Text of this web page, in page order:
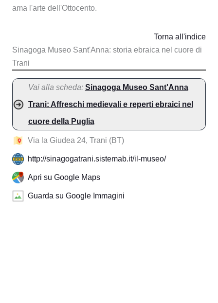
ama l'arte dell'Ottocento.
Sinagoga Museo Sant'Anna: storia ebraica nel cuore di
Trani
Torna all'indice
Vai alla scheda: Sinagoga Museo Sant'Anna
Trani: Affreschi medievali e reperti ebraici nel
cuore della Puglia
Via la Giudea 24, Trani (BT)
http://sinagogatrani.sistemab.it/il-museo/
Apri su Google Maps
Guarda su Google Immagini